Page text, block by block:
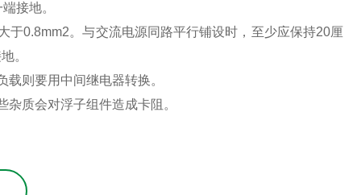
接地。
0.8mm2。与交流电源同路平行铺设时，至少应保持20厘
。
则要用中间继电器转换。
质会对浮子组件造成卡阻。